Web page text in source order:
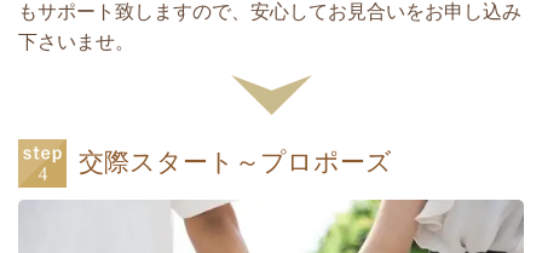
もサポート致しますので、安心してお見合いをお申し込み
下さいませ。
交際スタート～プロポーズ